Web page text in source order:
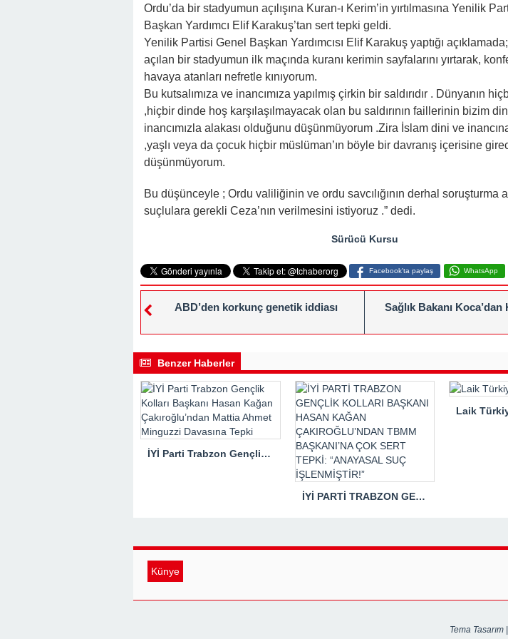
22:16 -Hapisten Dönen Kayınpederini Mahzene Saklamak İstediler, Gelini
Ordu’da bir stadyumun açılışına Kuran-ı Kerim’in yırtılmasına Yenilik
Başkan Yardımcı Elif Karakuş’tan sert tepki geldi.
Yenilik Partisi Genel Başkan Yardımcısı Elif Karakuş yaptığı
açılan bir stadyumun ilk maçında kuranı kerimin sayfalarını yırtarak,
havaya atanları nefretle kınıyorum.
Bu kutsalımıza ve inancımıza yapılmış çirkin bir saldırıdır . Dünyanın
,hiçbir dinde hoş karşılaşılmayacak olan bu saldırının faillerinin bizim
inancımızla alakası olduğunu düşünmüyorum .Zira İslam dini ve
,yaşlı veya da çocuk hiçbir müslüman’ın böyle bir davranış içerisine
düşünmüyorum.
Bu düşünceyle ; Ordu valiliğinin ve ordu savcılığının derhal soruşturma
suçlulara gerekli Ceza’nın verilmesini istiyoruz .” dedi.
Sürücü Kursu
Facebook'ta paylaş WhatsApp
ABD’den korkunç genetik iddiası Sağlık Bakanı Koca’dan
Benzer Haberler
İYİ Parti Trabzon Gençlik Kolları Başkanı Hasan Kağan Çakıroğlu’ndan Mattia Ahmet Minguzzi Davasına Tepki
İYİ PARTİ TRABZON GENÇLİK KOLLARI BAŞKANI HASAN KAĞAN ÇAKIROĞLU’NDAN TBMM BAŞKANI’NA ÇOK SERT TEPKİ: “ANAYASAL SUÇ İŞLENMİŞTİR!”
Künye
Tema Tasarım |